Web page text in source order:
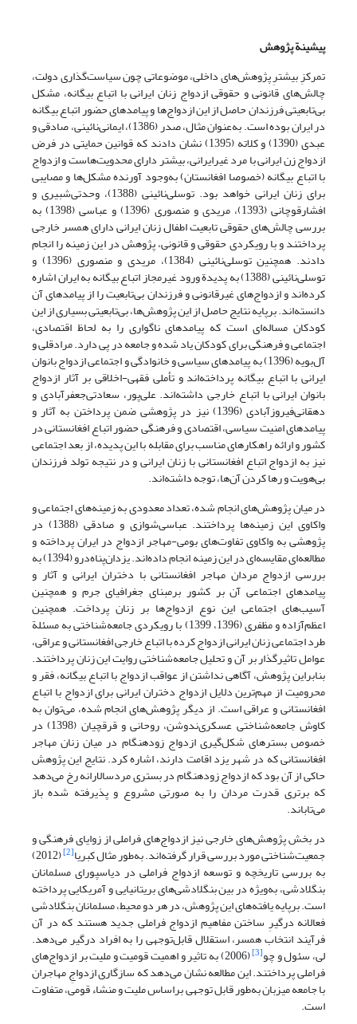
پیشینة پژوهش
تمرکزِ بیشترِ پژوهش‌های داخلی، موضوعاتی چون سیاست‌گذاری دولت،
چالش‌های قانونی و حقوقی ازدواج زنان ایرانی با اتباع بیگانه، مشکل
بی‌تابعیتی فرزندان حاصل از این ازدواج‌ها و پیامدهای حضور اتباع بیگانه
در ایران بوده است. به‌عنوان مثال، صدر (1386)، ایمانی‌نائینی، صادقی و
عبدی (1390) و کلاته (1395) نشان دادند که قوانین حمایتی در فرض
ازدواج زن ایرانی با مرد غیرایرانی، بیشتر دارای محدویت‌هاست و ازدواج
با اتباع بیگانه (خصوصا افغانستان) به‌وجود آورنده مشکل‌ها و مصایبی
برای زنان ایرانی خواهد بود. توسلی‌نائینی (1388)، وحدتی‌شبیری و
افشار‌قوچانی (1393)، مریدی و منصوری (1396) و عباسی (1398) به
بررسی چالش‌های حقوقی تابعیت اطفال زنان ایرانی دارای همسر خارجی
پرداختند و با رویکردی حقوقی و قانونی، پژوهش در این زمینه را انجام
دادند. همچنین توسلی‌نائینی (1384)، مریدی و منصوری (1396) و
توسلی‌نائینی (1388) به پدیدة ورود غیرمجاز اتباع بیگانه به ایران اشاره
کرده‌اند و ازدواج‌های غیرقانونی و فرزندان بی‌تابعیت را از پیامدهای آن
دانسته‌اند. برپایه نتایج حاصل از این پژوهش‌ها، بی‌تابعیتی بسیاری از این
کودکان مساله‌ای است که پیامدهای ناگواری را به لحاظ اقتصادی،
اجتماعی و فرهنگی برای کودکان یاد شده و جامعه در پی دارد. مرادقلی و
آل‌بویه (1396) به پیامدهای سیاسی و خانوادگی و اجتماعی ازدواج بانوان
ایرانی با اتباع بیگانه پرداخته‌اند و تأملی فقهی-اخلاقی بر آثار ازدواج
بانوان ایرانی با اتباع خارجی داشته‌اند. علی‌پور، سعادتی‌جعفرآبادی و
دهقانی‌فیروزآبادی (1396) نیز در پژوهشی ضمن پرداختن به آثار و
پیامدهای امنیت سیاسی، اقتصادی و فرهنگی حضور اتباع افغانستانی در
کشور و ارائه راهکارهای مناسب برای مقابله با این پدیده، از بعد اجتماعی
نیز به ازدواج اتباع افغانستانی با زنان ایرانی و در نتیجه تولد فرزندان
بی‌هویت و رها کردن آن‌ها، توجه داشته‌اند.
در میان پژوهش‌های انجام شده، تعداد معدودی به زمینه‌های اجتماعی و
واکاوی این زمینه‌ها پرداختند. عباسی‌شوازی و صادقی (1388) در
پژوهشی به واکاوی‌ تفاوت‌های‌ بومی‌-مهاجر ازدواج در ایران پرداخته و
مطالعه‌ای مقایسه‌ای در این زمینه انجام داده‌اند. یزدان‌پناه‌درو (1394) به
بررسی ازدواج مردان مهاجر افغانستانی با دختران ایرانی و آثار و
پیامدهای اجتماعی آن بر کشور برمبنای جغرافیای جرم و همچنین
آسیب‌های اجتماعی این نوع ازدواج‌ها بر زنان پرداخت. همچنین
اعظم‌آزاده و مظفری (1396، 1399) با رویکردی جامعه‌شناختی به مسئلة
طرد اجتماعی زنان ایرانی ازدواج کرده با اتباع خارجی افغانستانی و عراقی،
عوامل تاثیرگذار بر آن و تحلیل جامعه‌شناختی روایت این زنان پرداختند.
بنابراین پژوهش، آگاهی نداشتن از عواقب ازدواج با اتباع بیگانه، فقر و
محرومیت از مهم‌ترین دلایل ازدواج دختران ایرانی برای ازدواج با اتباع
افغانستانی و عراقی است. از دیگر پژوهش‌های انجام شده، می‌توان به
کاوش جامعه‌شناختی عسکری‌ندوشن، روحانی و قرقچیان (1398) در
خصوص بسترهای شکل‌گیری ازدواج زودهنگام در میان زنان مهاجر
افغانستانی که در شهر یزد اقامت دارند، اشاره کرد. نتایج این پژوهش
حاکی از آن بود که ازدواج زودهنگام در بستری مردسالارانه رخ می‌دهد
که برتری قدرت مردان را به صورتی مشروع و پذیرفته شده باز
می‌تاباند.
در بخش پژوهش‌های خارجی نیز ازدواج‌های فراملی از زوایای فرهنگی و
جمعیت‌شناختی مورد بررسی قرار گرفته‌اند. به‌طور مثال کبریا[2]
(2012)
به بررسی تاریخچه و توسعه ازدواج فراملی در دیاسپورای مسلمانان
بنگلادشی، به‌ویژه در بین بنگلادشی‌های بریتانیایی و آمریکایی‌ پرداخته
است. برپایه یافته‌های این پژوهش، در هر دو محیط، مسلمانان بنگلادشی
فعالانه درگیرِ ساختن مفاهیم ازدواج فراملی جدید هستند که در آن
فرآیند انتخاب همسر، استقلال قابل‌توجهی را به افراد درگیر می‌دهد.
لی، سئول و چو[3] (2006) به تاثیر و اهمیت قومیت و ملیت بر ازدواج‌‌های
فراملی پرداختند. این مطالعه نشان می‌دهد که سازگاری ازدواجِ مهاجران
با جامعه میزبان به‌طور قابل توجهی براساس ملیت و منشاء قومی، متفاوت
است.